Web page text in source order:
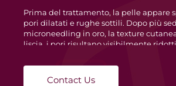
La pelle pre-trattamento può
irregolare, secchezza e perdita di
trattamento, i pazienti riscontrano
cutanea migliorata, un’elasticità
la rigenerazione cutanea naturale,
arrossamenti e imperfezioni per un
Contact Us